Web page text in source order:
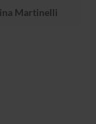
Martinelli